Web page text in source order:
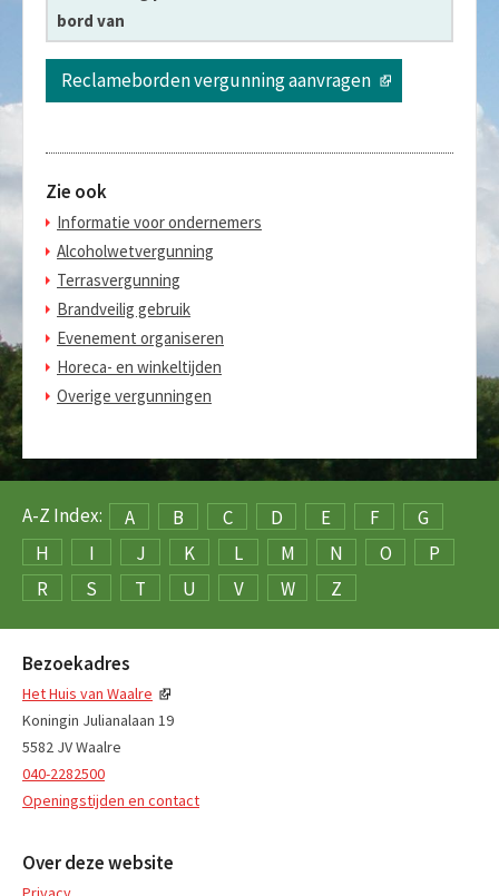
Reclameborden vergunning aanvragen
Zie ook
Informatie voor ondernemers
Alcoholwetvergunning
Terrasvergunning
Brandveilig gebruik
Evenement organiseren
Horeca- en winkeltijden
Overige vergunningen
A-Z Index: A B C D E F
G
H
I J K L M N O
P
R
S T U V W Z
Bezoekadres
Het Huis van Waalre
Koningin Julianalaan 19
5582 JV Waalre
040-2282500
Openingstijden en contact
Over deze website